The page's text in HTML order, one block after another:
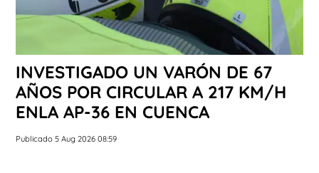
INVESTIGADO UN VARÓN DE 67
AÑOS POR CIRCULAR A 217 KM/H
ENLA AP-36 EN CUENCA
Publicado 5 Aug 2026 08:59